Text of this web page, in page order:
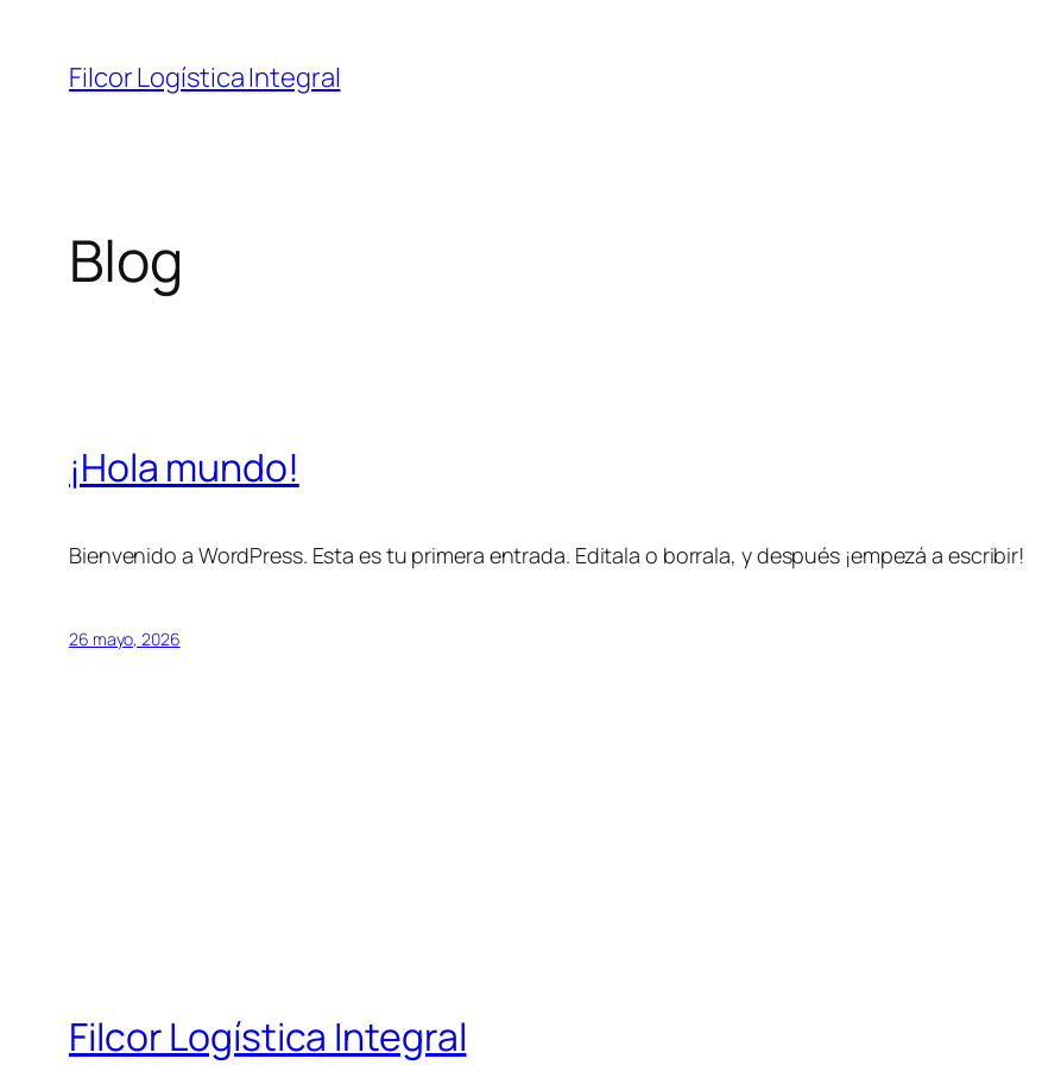
contenido
Filcor Logística Integral
Blog
¡Hola mundo!
Bienvenido a WordPress. Esta es tu primera entrada. Editala o borrala, y después ¡empezá a escribir!
26 mayo, 2026
Filcor Logística Integral